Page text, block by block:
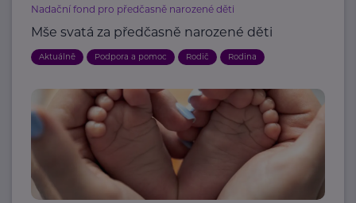
Nadační fond pro předčasně narozené děti
Mše svatá za předčasně narozené děti
Aktuálně Podpora a pomoc Rodič Rodina